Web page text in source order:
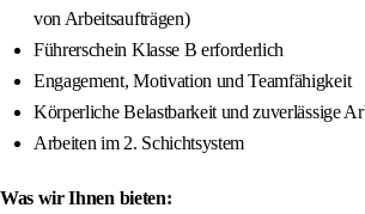
von Arbeitsaufträgen)
Führerschein Klasse B erforderlich
Engagement, Motivation und Teamfähigkeit
Körperliche Belastbarkeit und zuverlässige
Arbeiten im 2. Schichtsystem
Was wir Ihnen bieten: